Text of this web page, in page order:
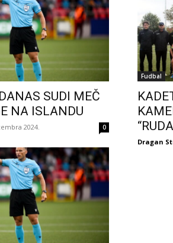
SUDI MEČ
NA ISLANDU
2024. 0
Fudbal
Dragan